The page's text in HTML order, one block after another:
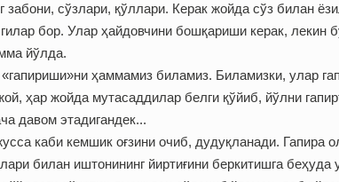
забони, сўзлари, қўллари. Керак жойда сўз билан
бор. Улар ҳайдовчини бошқариши керак, лекин
йўлда.
«гапириши»ни ҳаммамиз биламиз. Биламизки, улар
ҳар жойда мутасаддилар белги қўйиб, йўлни
давом этадигандек...
каби кемшик оғзини очиб, дудуқланади. Гапира
билан иштонининг йиртиғини беркитишга беҳуда